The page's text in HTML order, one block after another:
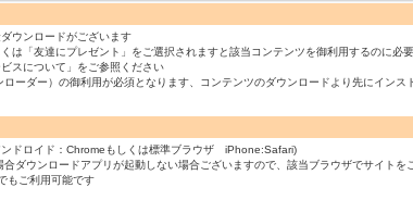
ウンロードがございます
は「友達にプレゼント」をご選択されますと該当コンテンツを御利用するのに必
スについて」をご参照ください
ーダー）の御利用が必須となります、コンテンツのダウンロードより先にイン
ドロイド：Chromeもしくは標準ブラウザ iPhone:Safari)
ダウンロードアプリが起動しない場合ございますので、該当ブラウザでサイトを
もご利用可能です